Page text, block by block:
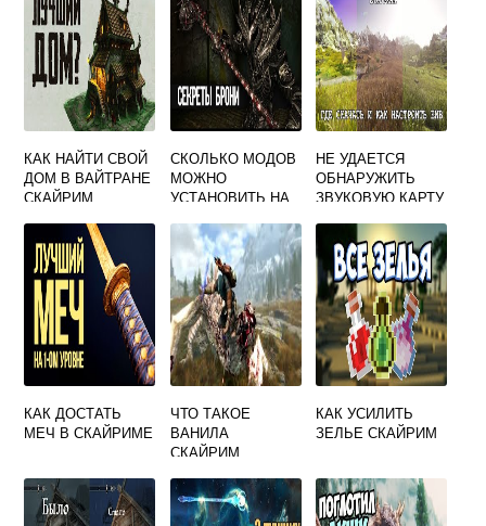
КАК НАЙТИ СВОЙ
ДОМ В ВАЙТРАНЕ
СКАЙРИМ
СКОЛЬКО МОДОВ
МОЖНО
УСТАНОВИТЬ НА
НЕ УДАЕТСЯ
ОБНАРУЖИТЬ
ЗВУКОВУЮ КАРТУ
SPECIAL EDITION
НЕВОЗМОЖЕН
КАК ДОСТАТЬ
МЕЧ В СКАЙРИМЕ
ЧТО ТАКОЕ
ВАНИЛА
СКАЙРИМ
КАК УСИЛИТЬ
ЗЕЛЬЕ СКАЙРИМ